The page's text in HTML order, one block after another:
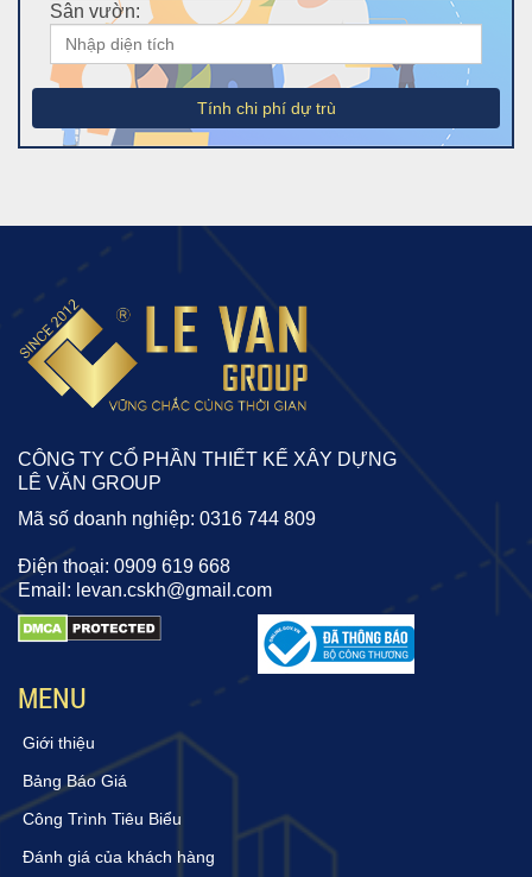
Sân vườn:
Tính chi phí dự trù
CÔNG TY CỔ PHẦN THIẾT KẾ XÂY DỰNG
LÊ VĂN GROUP
Mã số doanh nghiệp: 0316 744 809
Điện thoại: 0909 619 668
Email: levan.cskh@gmail.com
MENU
Giới thiệu
Bảng Báo Giá
Công Trình Tiêu Biểu
Đánh giá của khách hàng